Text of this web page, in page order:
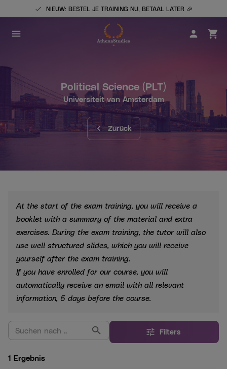
NIEUW: BESTEL JE TRAINING NU, BETAAL LATER 🎉
Zurück
Political Science (PLT)
Universiteit van Amsterdam
At the start of the exam training, you will receive a
booklet with a summary of the material and extra
exercises. During the exam training, the tutor will also
use well structured slides, which you will receive
yourself after the exam training.
If you have enrolled for our course, you will
automatically receive an email with all relevant
information, 5 days before the course.
Filters
1 Ergebnis